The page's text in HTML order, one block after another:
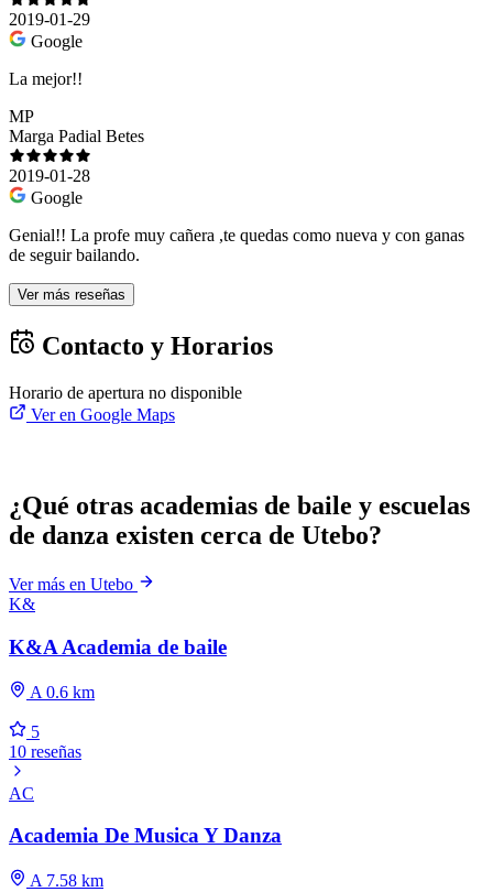
2019-01-29
Google
La mejor!!
MP
Marga Padial Betes
2019-01-28
Google
Genial!! La profe muy cañera ,te quedas como nueva y con ganas
de seguir bailando.
Ver más reseñas
Contacto y Horarios
Horario de apertura no disponible
Ver en Google Maps
¿Qué otras academias de baile y escuelas
de danza existen cerca de Utebo?
Ver más en Utebo
K&
K&A Academia de baile
A 0.6 km
5
10 reseñas
AC
Academia De Musica Y Danza
A 7.58 km